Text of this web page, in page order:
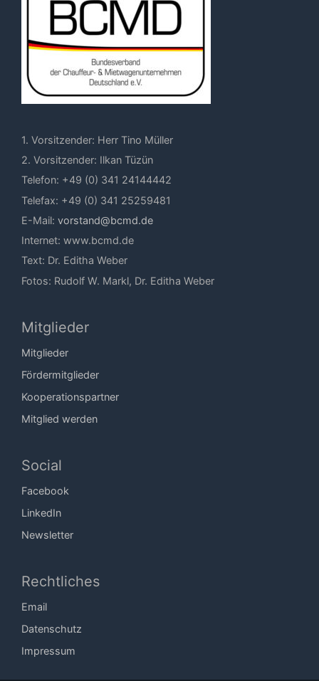
1. Vorsitzender: Herr Tino Müller
2. Vorsitzender: Ilkan Tüzün
Telefon: +49 (0) 341 24144442
Telefax: +49 (0) 341 25259481
E-Mail: vorstand@bcmd.de
Internet: www.bcmd.de
Text: Dr. Editha Weber
Fotos: Rudolf W. Markl, Dr. Editha Weber
Mitglieder
Mitglieder
Fördermitglieder
Kooperationspartner
Mitglied werden
Social
Facebook
LinkedIn
Newsletter
Rechtliches
Email
Datenschutz
Impressum